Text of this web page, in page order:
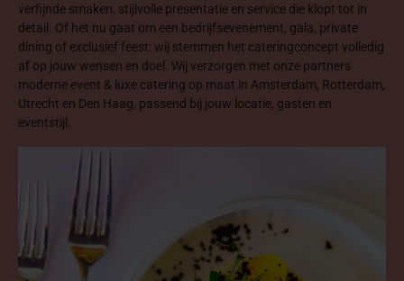
verfijnde smaken, stijlvolle presentatie en service die klopt tot in
detail. Of het nu gaat om een bedrijfsevenement, gala, private
dining of exclusief feest: wij stemmen het cateringconcept volledig
af op jouw wensen en doel. Wij verzorgen met onze partners
moderne event & luxe catering op maat in Amsterdam, Rotterdam,
Utrecht en Den Haag, passend bij jouw locatie, gasten en
eventstijl.